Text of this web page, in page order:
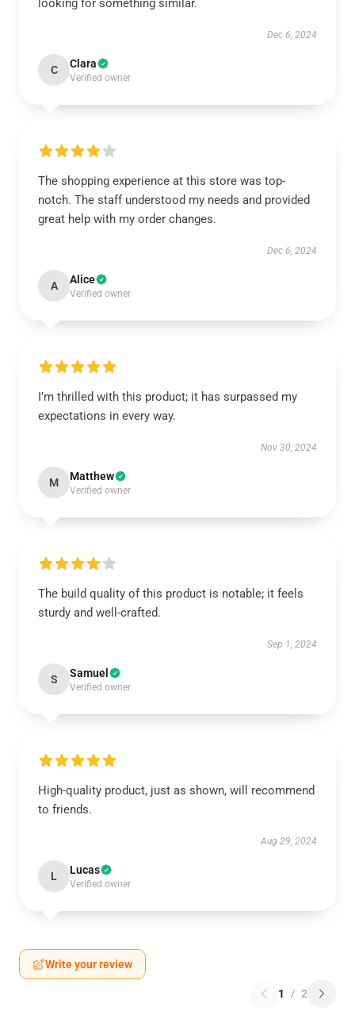
looking for something similar.
Dec 6, 2024
C Clara
Verified owner
The shopping experience at this store was top-
notch. The staff understood my needs and provided
great help with my order changes.
Dec 6, 2024
A Alice
Verified owner
I’m thrilled with this product; it has surpassed my
expectations in every way.
Nov 30, 2024
M Matthew
Verified owner
The build quality of this product is notable; it feels
sturdy and well-crafted.
Sep 1, 2024
S Samuel
Verified owner
High-quality product, just as shown, will recommend
to friends.
Aug 29, 2024
L Lucas
Verified owner
Write your review
1 / 2